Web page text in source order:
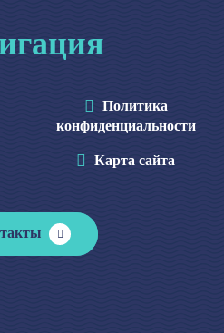
Политика
конфиденциальности
Карта сайта